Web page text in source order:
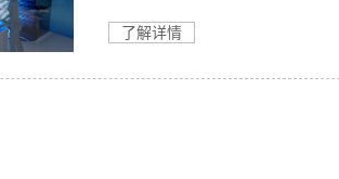
了解详情